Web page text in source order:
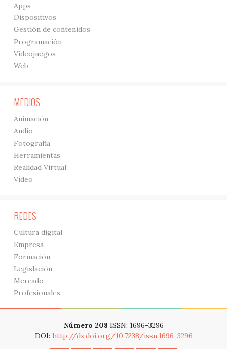
Apps
Dispositivos
Gestión de contenidos
Programación
Videojuegos
Web
MEDIOS
Animación
Audio
Fotografía
Herramientas
Realidad Virtual
Vídeo
REDES
Cultura digital
Empresa
Formación
Legislación
Mercado
Profesionales
Número 208 ISSN: 1696-3296
DOI: http://dx.doi.org/10.7238/issn.1696-3296